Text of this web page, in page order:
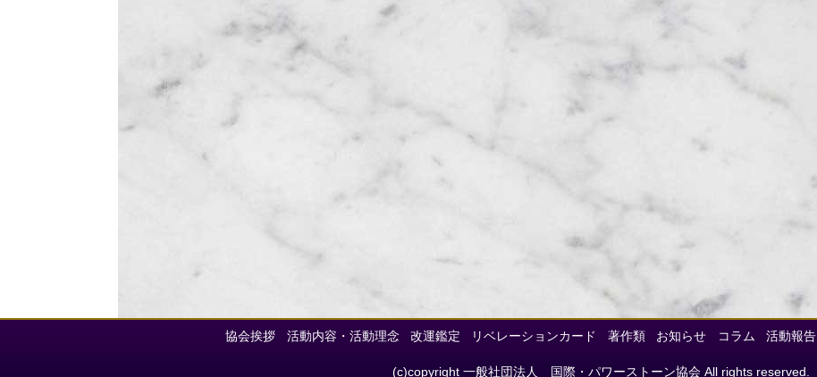
協会挨拶 活動内容・活動理念 改運鑑定 リベレーションカード 著作類 お知らせ コラム 活動報告
(c)copyright 一般社団法人 国際・パワーストーン協会 All rights reserved.